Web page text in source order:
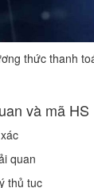
thức thanh
và mã HS
quan
thủ tục